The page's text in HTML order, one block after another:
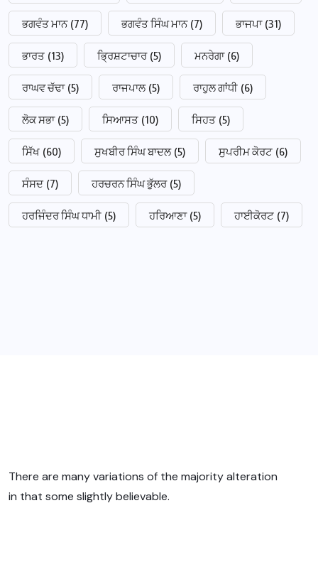
ਭਗਵੰਤ ਮਾਨ (77) ਭਗਵੰਤ ਸਿੰਘ ਮਾਨ (7) ਭਾਜਪਾ (31)
ਭਾਰਤ (13) ਭ੍ਰਿਸ਼ਟਾਚਾਰ (5) ਮਨਰੇਗਾ (6)
ਰਾਘਵ ਚੱਢਾ (5) ਰਾਜਪਾਲ (5) ਰਾਹੁਲ ਗਾਂਧੀ (6)
ਲੋਕ ਸਭਾ (5) ਸਿਆਸਤ (10) ਸਿਹਤ (5)
ਸਿੱਖ (60) ਸੁਖਬੀਰ ਸਿੰਘ ਬਾਦਲ (5) ਸੁਪਰੀਮ ਕੋਰਟ (6)
ਸੰਸਦ (7) ਹਰਚਰਨ ਸਿੰਘ ਭੁੱਲਰ (5)
ਹਰਜਿੰਦਰ ਸਿੰਘ ਧਾਮੀ (5) ਹਰਿਆਣਾ (5) ਹਾਈਕੋਰਟ (7)
There are many variations of the majority alteration
in that some slightly believable.